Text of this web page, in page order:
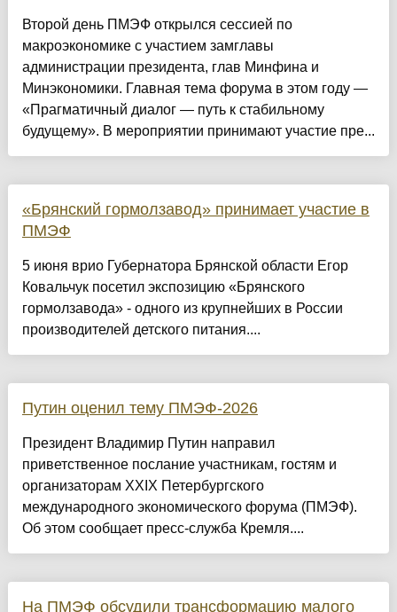
Второй день ПМЭФ открылся сессией по
макроэкономике с участием замглавы
администрации президента, глав Минфина и
Минэкономики. Главная тема форума в этом году —
«Прагматичный диалог — путь к стабильному
будущему». В мероприятии принимают участие пре...
«Брянский гормолзавод» принимает участие в
ПМЭФ
5 июня врио Губернатора Брянской области Егор
Ковальчук посетил экспозицию «Брянского
гормолзавода» - одного из крупнейших в России
производителей детского питания....
Путин оценил тему ПМЭФ-2026
Президент Владимир Путин направил
приветственное послание участникам, гостям и
организаторам XXIX Петербургского
международного экономического форума (ПМЭФ).
Об этом сообщает пресс-служба Кремля....
На ПМЭФ обсудили трансформацию малого